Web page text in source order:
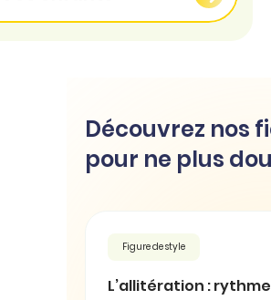
Découvrez nos
pour ne plus
Figure de style
L’allitération :